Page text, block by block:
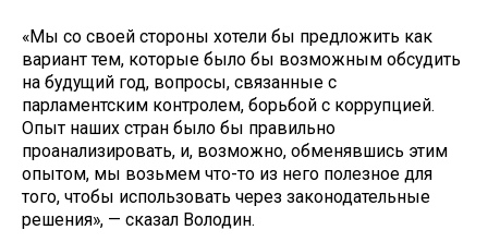
«Мы со своей стороны хотели бы предложить как
вариант тем, которые было бы возможным обсудить
на будущий год, вопросы, связанные с
парламентским контролем, борьбой с коррупцией.
Опыт наших стран было бы правильно
проанализировать, и, возможно, обменявшись этим
опытом, мы возьмем что-то из него полезное для
того, чтобы использовать через законодательные
решения», — сказал Володин.